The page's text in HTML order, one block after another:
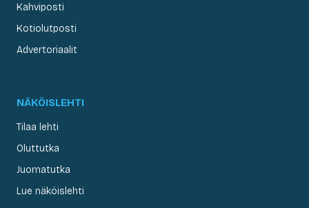
Kahviposti
Kotiolutposti
Advertoriaalit
NÄKÖISLEHTI
Tilaa lehti
Oluttutka
Juomatutka
Lue näköislehti